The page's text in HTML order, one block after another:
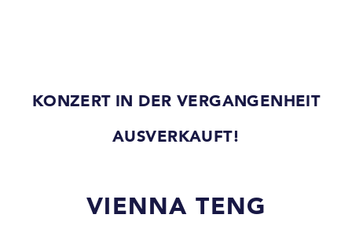
KONZERT IN DER VERGANGENHEIT
AUSVERKAUFT!
VIENNA TENG